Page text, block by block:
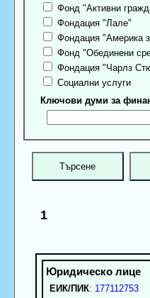
Фонд "Активни
Фондация "Лале"
Фондация "Америка
Фонд "Обединени
Фондация "Чарлз
Социални услуги
Ключови думи за
1
ЕИК/ПИК: 177112753